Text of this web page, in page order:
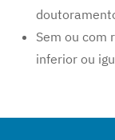
Sem ou com
inferior ou